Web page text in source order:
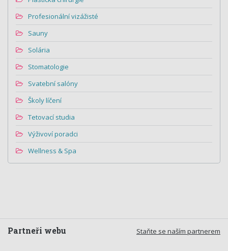
Profesionální vizážisté
Sauny
Solária
Stomatologie
Svatební salóny
Školy líčení
Tetovací studia
Výživoví poradci
Wellness & Spa
Staňte se naším partnerem
Partneři webu